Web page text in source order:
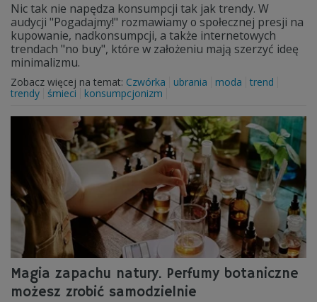
Nic tak nie napędza konsumpcji tak jak trendy. W
audycji "Pogadajmy!" rozmawiamy o społecznej presji na
kupowanie, nadkonsumpcji, a także internetowych
trendach "no buy", które w założeniu mają szerzyć ideę
minimalizmu.
Zobacz więcej na temat: Czwórka ubrania moda
trend
trendy śmieci konsumpcjonizm
Magia zapachu natury. Perfumy botaniczne
możesz zrobić samodzielnie